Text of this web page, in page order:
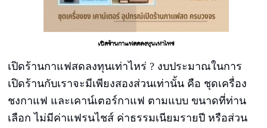
เปิดร้านกาแฟสดลงทุนเท่าไหร่
เปิดร้านกาแฟสดลงทุนเท่าไหร่ ? งบประมาณในการ
เปิดร้านกับเราจะมีเพียงสองส่วนเท่านั้น คือ ชุดเครื่อง
ชงกาแฟ และเคาน์เตอร์กาแฟ ตามแบบ ขนาดที่ท่าน
เลือก ไม่มีค่าแฟรนไชส์ ค่าธรรมเนียมรายปี หรือส่วน